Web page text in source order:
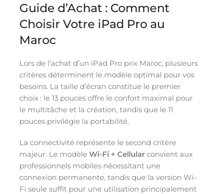
Guide d’Achat : Comment
Choisir Votre iPad Pro au
Maroc
Lors de l’achat d’un iPad Pro prix Maroc, plusieurs
critères déterminent le modèle optimal pour vos
besoins. La taille d’écran constitue le premier
choix : le 13 pouces offre le confort maximal pour
le multitâche et la création, tandis que le 11
pouces privilégie la portabilité.
La connectivité représente le second critère
majeur. Le modèle Wi-Fi + Cellular convient aux
professionnels mobiles nécessitant une
connexion permanente, tandis que la version Wi-
Fi seule suffit pour une utilisation principalement